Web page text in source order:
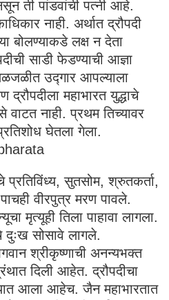
ती पांडवांची पत्नी आहे.
नाही. अर्थात द्रौपदी
बोलण्याकडे लक्ष न देता
साडी फेडण्याची आज्ञा
उद्गार आपल्याला
द्रौपदीला महाभारत युद्धाचे
नाही. प्रथम तिच्यावर
घेतला गेला.
प्रतिविंध्य, सुतसोम, श्रुतकर्ता,
वीरपुत्र मरण पावले.
मृत्यूही तिला पाहावा लागला.
दुःख सोसावे लागले.
श्रीकृष्णाची अनन्यभक्त
दिली आहेत. द्रौपदीचा
आला आहेच. जैन महाभारतात